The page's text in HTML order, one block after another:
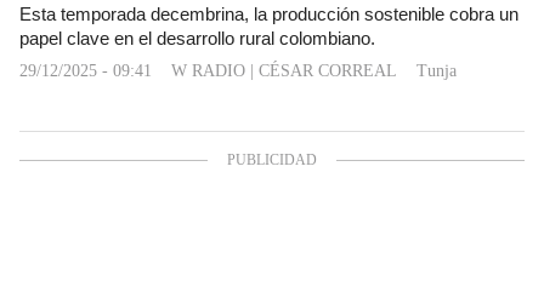
Esta temporada decembrina, la producción sostenible cobra un
papel clave en el desarrollo rural colombiano.
29/12/2025 - 09:41 W RADIO | CÉSAR CORREAL Tunja